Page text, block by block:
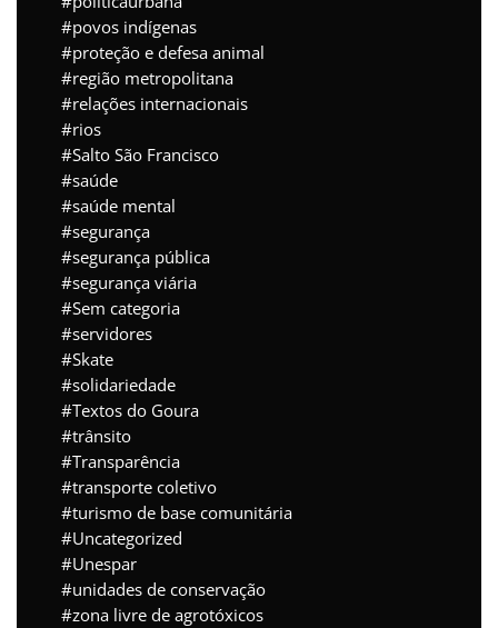
povos indígenas
proteção e defesa animal
região metropolitana
relações internacionais
rios
Salto São Francisco
saúde
saúde mental
segurança
segurança pública
segurança viária
Sem categoria
servidores
Skate
solidariedade
Textos do Goura
trânsito
Transparência
transporte coletivo
turismo de base comunitária
Uncategorized
Unespar
unidades de conservação
zona livre de agrotóxicos